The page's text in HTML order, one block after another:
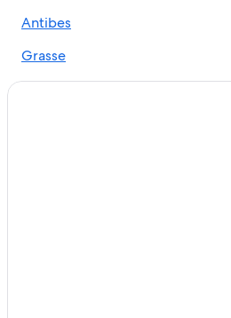
Antibes
Grasse
Le Cannet